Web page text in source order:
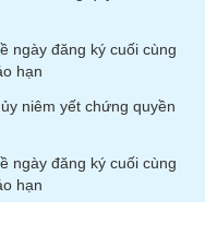
ngày đăng ký cuối cùng
hạn
niêm yết chứng quyền
ngày đăng ký cuối cùng
hạn